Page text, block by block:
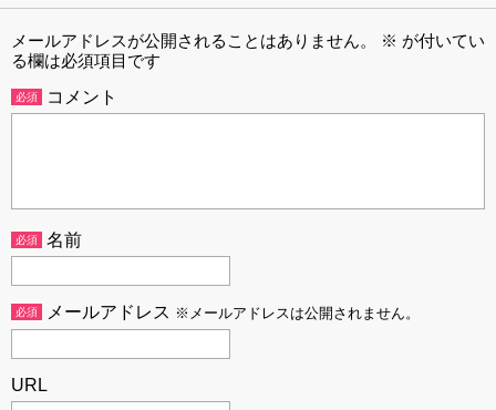
メールアドレスが公開されることはありません。 ※ が付いてい
る欄は必須項目です
必須 コメント
必須 名前
必須 メールアドレス ※メールアドレスは公開されません。
URL